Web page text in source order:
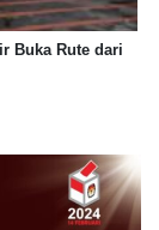
Buka Rute dari